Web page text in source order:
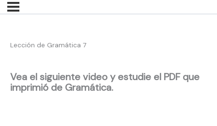
Lección de Gramática 7
Vea el siguiente video y estudie el PDF que
imprimió de Gramática.